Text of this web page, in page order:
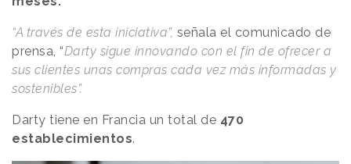
“A través de esta iniciativa”, señala el comunicado de
prensa, “Darty sigue innovando con el fin de ofrecer a
sus clientes unas compras cada vez más informadas y
sostenibles”.
Darty tiene en Francia un total de 470
establecimientos.